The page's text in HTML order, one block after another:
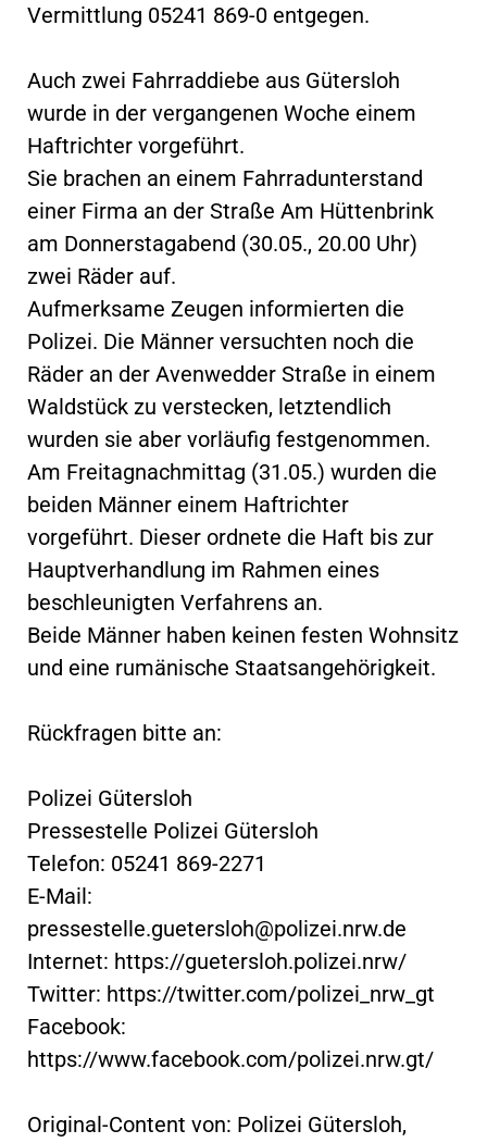
Vermittlung 05241 869-0 entgegen.
Auch zwei Fahrraddiebe aus Gütersloh
wurde in der vergangenen Woche einem
Haftrichter vorgeführt.
Sie brachen an einem Fahrradunterstand
einer Firma an der Straße Am Hüttenbrink
am Donnerstagabend (30.05., 20.00 Uhr)
zwei Räder auf.
Aufmerksame Zeugen informierten die
Polizei. Die Männer versuchten noch die
Räder an der Avenwedder Straße in einem
Waldstück zu verstecken, letztendlich
wurden sie aber vorläufig festgenommen.
Am Freitagnachmittag (31.05.) wurden die
beiden Männer einem Haftrichter
vorgeführt. Dieser ordnete die Haft bis zur
Hauptverhandlung im Rahmen eines
beschleunigten Verfahrens an.
Beide Männer haben keinen festen Wohnsitz
und eine rumänische Staatsangehörigkeit.
Rückfragen bitte an:
Polizei Gütersloh
Pressestelle Polizei Gütersloh
Telefon: 05241 869-2271
E-Mail:
pressestelle.guetersloh@polizei.nrw.de
Internet: https://guetersloh.polizei.nrw/
Twitter: https://twitter.com/polizei_nrw_gt
Facebook:
https://www.facebook.com/polizei.nrw.gt/
Original-Content von: Polizei Gütersloh,